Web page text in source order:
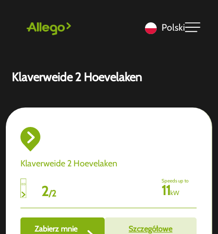
Polski
Klaverweide 2 Hoevelaken
Klaverweide 2 Hoevelaken
2/2
Speeds up to
11kW
Zabierz mnie
Szczegółowe